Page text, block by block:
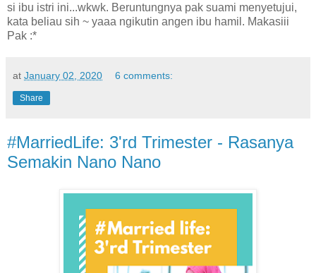
si ibu istri ini...wkwk. Beruntungnya pak suami menyetujui,
kata beliau sih ~ yaaa ngikutin angen ibu hamil. Makasiii
Pak :*
at January 02, 2020 6 comments:
Share
#MarriedLife: 3'rd Trimester - Rasanya
Semakin Nano Nano